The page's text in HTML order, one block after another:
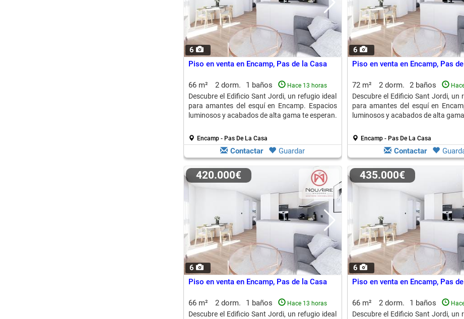
6
Piso en venta en Encamp, Pas de la Casa
66 m² 2 dorm. 1 baños Hace 13 horas
Descubre el Edificio Sant Jordi, un refugio ideal
para amantes del esquí en Encamp. Espacios
luminosos y acabados de alta gama te esperan.
Encamp - Pas De La Casa
Contactar Guardar
6
Piso en venta en Encamp, Pas
72 m² 2 dorm. 2 baños
Descubre el Edificio Sant Jordi, un
para amantes del esquí en
luminosos y acabados de alta
Encamp - Pas De La Casa
Contactar
6
420.000€
Piso en venta en Encamp, Pas de la Casa
66 m² 2 dorm. 1 baños Hace 13 horas
Descubre el Edificio Sant Jordi, un refugio ideal
6
435.000€
Piso en venta en Encamp, Pas
66 m² 2 dorm. 1 baños
Descubre el Edificio Sant Jordi, un